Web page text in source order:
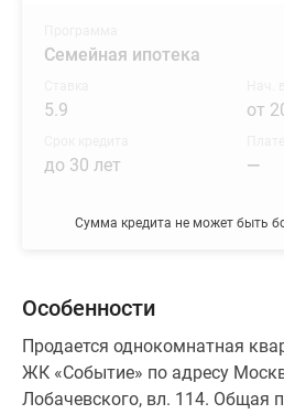
Сумма кредита не может быть
Семейная ипотека
5.9 от
до 30 лет —
Особенности
Продается однокомнатная
ЖК «Событие» по адресу
Лобачевского, вл. 114. Общая